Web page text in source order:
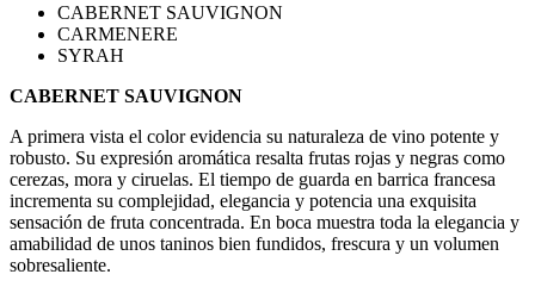
CABERNET SAUVIGNON
CARMENERE
SYRAH
CABERNET SAUVIGNON
A primera vista el color evidencia su naturaleza de vino potente y
robusto. Su expresión aromática resalta frutas rojas y negras como
cerezas, mora y ciruelas. El tiempo de guarda en barrica francesa
incrementa su complejidad, elegancia y potencia una exquisita
sensación de fruta concen­trada. En boca muestra toda la elegancia y
amabilidad de unos taninos bien fundidos, frescura y un volumen
sobresaliente.